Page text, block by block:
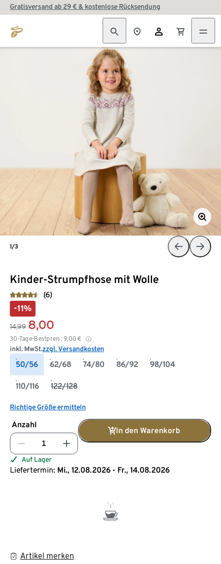
Gratisversand ab 29 € & kostenlose Rücksendung
Kinder-Strumpfhose mit Wolle
(6)
-11%
14,99 8,00
30-Tage-Bestpreis: 9,00 €
inkl. MwSt.zzgl. Versandkosten
50/56 62/68 74/80 86/92 98/104
110/116 122/128
Richtige Größe ermitteln
Anzahl
In den Warenkorb
Auf Lager
Liefertermin: Mi., 12.08.2026 - Fr., 14.08.2026
Artikel merken
1/3